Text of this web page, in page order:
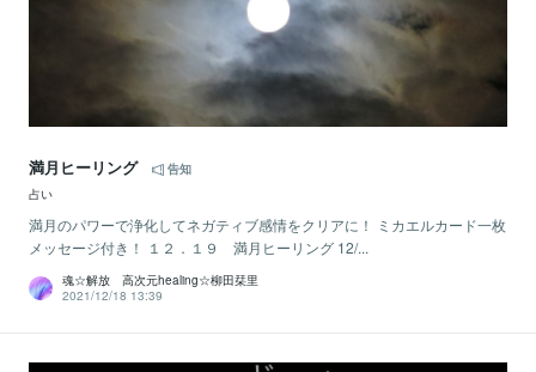
満月ヒーリング
告知
占い
満月のパワーで浄化してネガティブ感情をクリアに！ ミカエルカード一枚
メッセージ付き！ １２．１９ 満月ヒーリング 12/...
魂☆解放 高次元healing☆柳田栞里
2021/12/18 13:39